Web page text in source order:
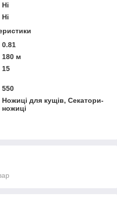
Ні
Ні
0.81
180 м
15
550
Ножиці для кущів, Секатори-
ножиці